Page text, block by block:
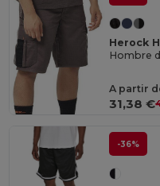
Herock
Hombre
A partir
31,38 €
-36%